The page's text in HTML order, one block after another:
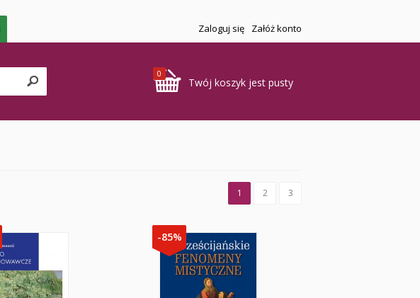
Zaloguj się Załóż konto
0
Twój koszyk jest pusty
1 2 3
-85%